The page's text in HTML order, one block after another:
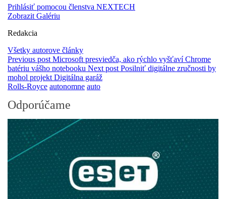
Prihlásiť pomocou členstva NEXTECH
Zobrazit Galériu
Redakcia
Všetky autorove články
Previous post Microsoft presviedča, ako rýchlo vyšťaví Chrome
batériu vášho notebooku Next post Posilniť digitálne zručnosti by
mohol projekt Digitálna garáž
Rolls-Royce autonomne auto
Odporúčame